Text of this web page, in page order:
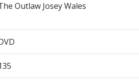
Outlaw Josey Wales